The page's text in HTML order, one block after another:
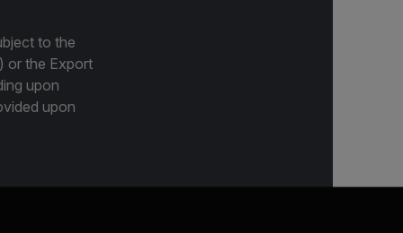
to the
or the Export
upon
upon